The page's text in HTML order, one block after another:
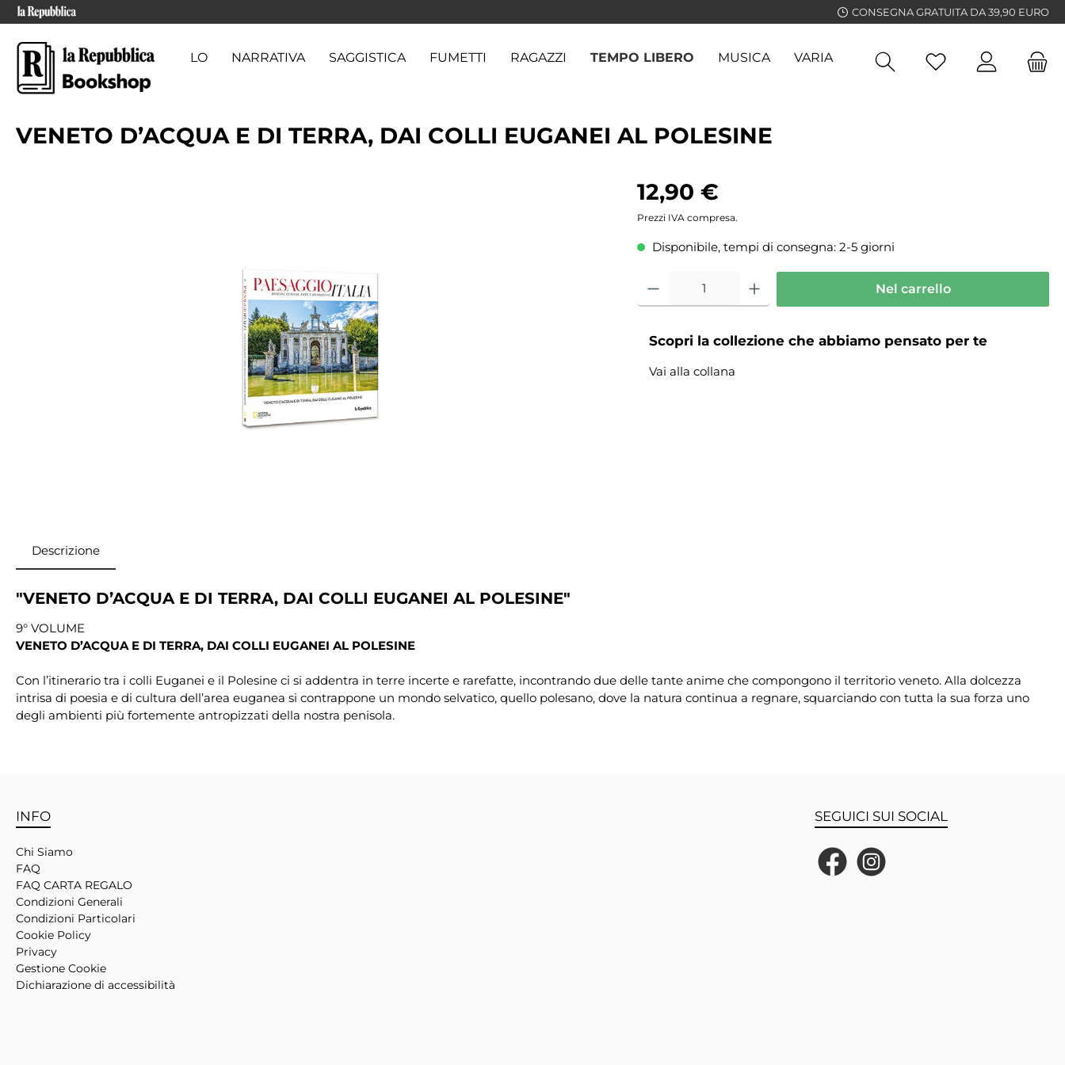
CONSEGNA GRATUITA DA 39,90 EURO
CARTA REGALO NARRATIVA SAGGISTICA FUMETTI RAGAZZI TEMPO LIBERO MUSICA VARIA GUIDE
VENETO D’ACQUA E DI TERRA, DAI COLLI EUGANEI AL POLESINE
12,90 €
Prezzi IVA compresa.
Disponibile, tempi di consegna: 2-5 giorni
Nel carrello
Scopri la collezione che abbiamo pensato per te
Vai alla collana
Descrizione
"VENETO D’ACQUA E DI TERRA, DAI COLLI EUGANEI AL POLESINE"
9° VOLUME
VENETO D’ACQUA E DI TERRA, DAI COLLI EUGANEI AL POLESINE
Con l’itinerario tra i colli Euganei e il Polesine ci si addentra in terre incerte e rarefatte, incontrando due delle tante anime che compongono il territorio veneto. Alla dolcezza
intrisa di poesia e di cultura dell’area euganea si contrappone un mondo selvatico, quello polesano, dove la natura continua a regnare, squarciando con tutta la sua forza uno
degli ambienti più fortemente antropizzati della nostra penisola.
INFO
Chi Siamo
FAQ
FAQ CARTA REGALO
Condizioni Generali
Condizioni Particolari
Cookie Policy
Privacy
Gestione Cookie
Dichiarazione di accessibilità
SEGUICI SUI SOCIAL